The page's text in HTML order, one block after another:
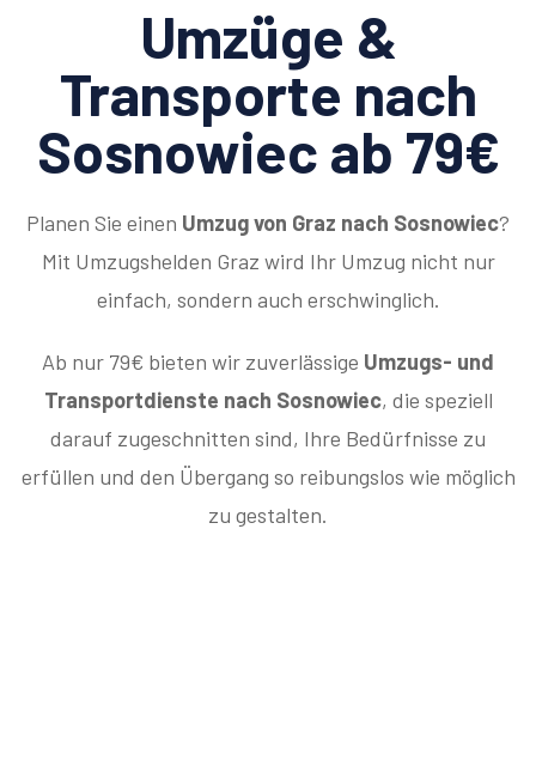
Umzüge &
Transporte nach
Sosnowiec ab 79€
Planen Sie einen Umzug von Graz nach Sosnowiec?
Mit Umzugshelden Graz wird Ihr Umzug nicht nur
einfach, sondern auch erschwinglich.
Ab nur 79€ bieten wir zuverlässige Umzugs- und
Transportdienste nach Sosnowiec, die speziell
darauf zugeschnitten sind, Ihre Bedürfnisse zu
erfüllen und den Übergang so reibungslos wie möglich
zu gestalten.